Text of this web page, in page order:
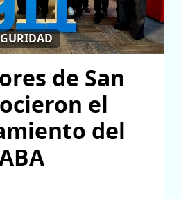
de San
el
del